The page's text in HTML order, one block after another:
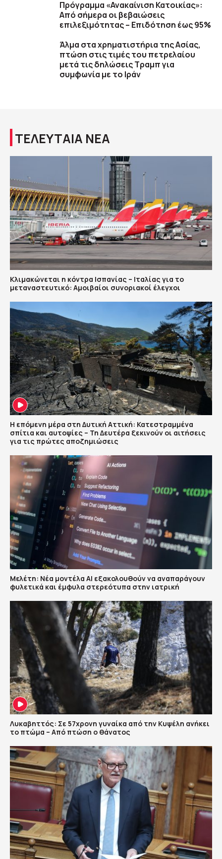
Πρόγραμμα «Ανακαίνιση Κατοικίας»:
Από σήμερα οι βεβαιώσεις
επιλεξιμότητας – Επιδότηση έως 95%
Άλμα στα χρηματιστήρια της Ασίας,
πτώση στις τιμές του πετρελαίου
μετά τις δηλώσεις Τραμπ για
συμφωνία με το Ιράν
ΤΕΛΕΥΤΑΙΑ ΝΕΑ
Κλιμακώνεται η κόντρα Ισπανίας – Ιταλίας για το
μεταναστευτικό: Αμοιβαίοι συνοριακοί έλεγχοι
Η επόμενη μέρα στη Δυτική Αττική: Κατεστραμμένα
σπίτια και αυτοψίες – Τη Δευτέρα ξεκινούν οι αιτήσεις
για τις πρώτες αποζημιώσεις
Μελέτη: Νέα μοντέλα ΑΙ εξακολουθούν να αναπαράγουν
φυλετικά και έμφυλα στερεότυπα στην ιατρική
Λυκαβηττός: Σε 57χρονη γυναίκα από την Κυψέλη ανήκει
το πτώμα – Από πτώση ο θάνατος